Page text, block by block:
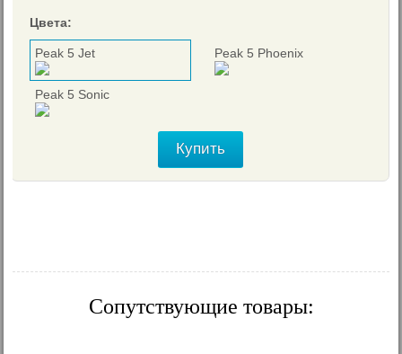
Цвета:
Peak 5 Jet Peak 5 Phoenix
Peak 5 Sonic
Купить
Сопутствующие товары: